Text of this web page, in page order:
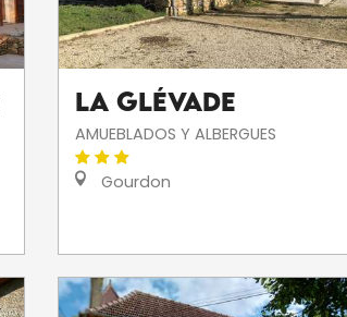
La Glévade
AMUEBLADOS Y ALBERGUES
Gourdon